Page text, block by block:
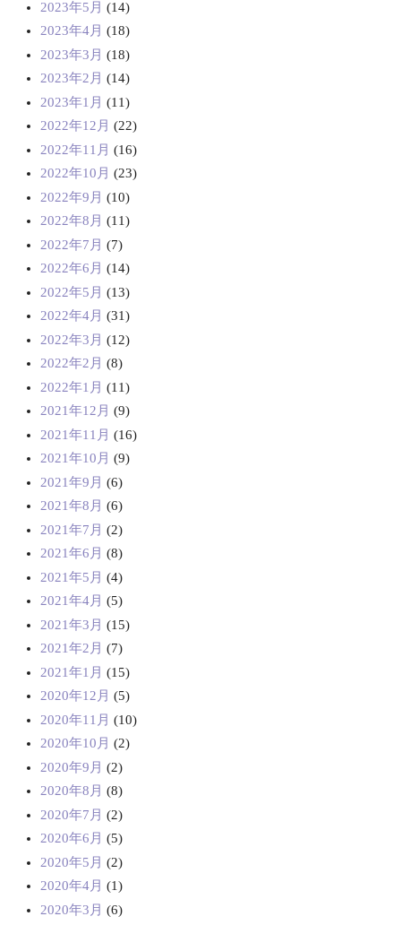
2023年5月 (14)
2023年4月 (18)
2023年3月 (18)
2023年2月 (14)
2023年1月 (11)
2022年12月 (22)
2022年11月 (16)
2022年10月 (23)
2022年9月 (10)
2022年8月 (11)
2022年7月 (7)
2022年6月 (14)
2022年5月 (13)
2022年4月 (31)
2022年3月 (12)
2022年2月 (8)
2022年1月 (11)
2021年12月 (9)
2021年11月 (16)
2021年10月 (9)
2021年9月 (6)
2021年8月 (6)
2021年7月 (2)
2021年6月 (8)
2021年5月 (4)
2021年4月 (5)
2021年3月 (15)
2021年2月 (7)
2021年1月 (15)
2020年12月 (5)
2020年11月 (10)
2020年10月 (2)
2020年9月 (2)
2020年8月 (8)
2020年7月 (2)
2020年6月 (5)
2020年5月 (2)
2020年4月 (1)
2020年3月 (6)